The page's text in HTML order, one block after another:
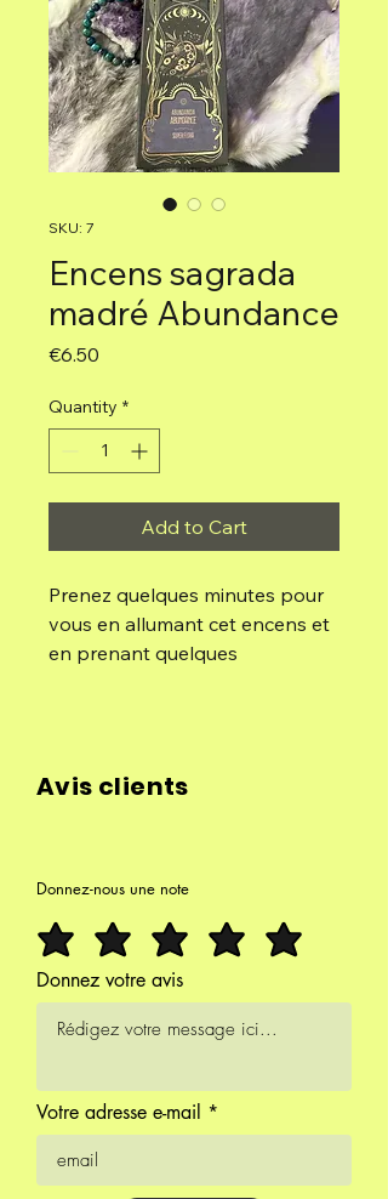
SKU: 7
Encens sagrada
madré Abundance
€6.50
Quantity *
Add to Cart
Prenez quelques minutes pour
vous en allumant cet encens et
en prenant quelques
vos pensées s’estompent
manifestation de nouvelles
ce que vous désirez.
Composition : Huile aromatique
concentrée, charbon de bois,
1H environ
6 tiges de 23 cm
Avis clients
Donnez-nous une note
Donnez votre avis
Votre adresse e-mail